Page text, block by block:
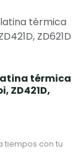
térmica
ZD621D
térmica
ZD421D,
tiempos con tu